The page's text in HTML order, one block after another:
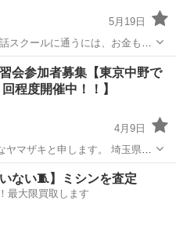
5月19日
学べちゃう！？ 毎週水・
語学
会参加者募集【東京中野で
程度開催中！！】
4月9日
キと申します。 埼玉県秩
屋台囃子】 郷土芸能の最高傑作
ない🧵】ミシンを査定
最大限買取します